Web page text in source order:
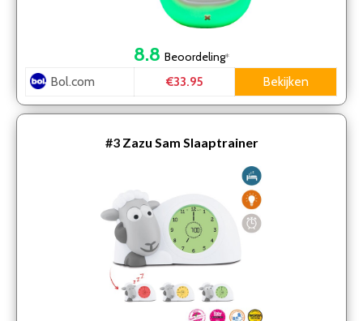
8.8 Beoordeling*
Bol.com €33.95 Bekijken
#3 Zazu Sam Slaaptrainer